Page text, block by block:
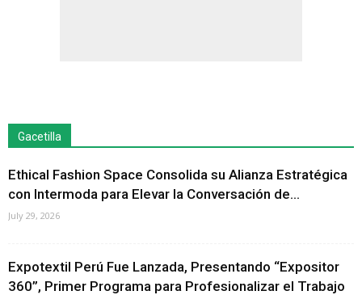
Gacetilla
Ethical Fashion Space Consolida su Alianza Estratégica
con Intermoda para Elevar la Conversación de...
July 29, 2026
Expotextil Perú Fue Lanzada, Presentando “Expositor
360”, Primer Programa para Profesionalizar el Trabajo